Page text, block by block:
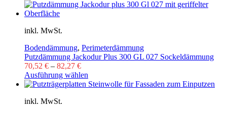
inkl. MwSt.
Bodendämmung, Perimeterdämmung
Putzdämmung Jackodur Plus 300 GL 027 Sockeldämmung
70,52 € – 82,27 €
Ausführung wählen
inkl. MwSt.